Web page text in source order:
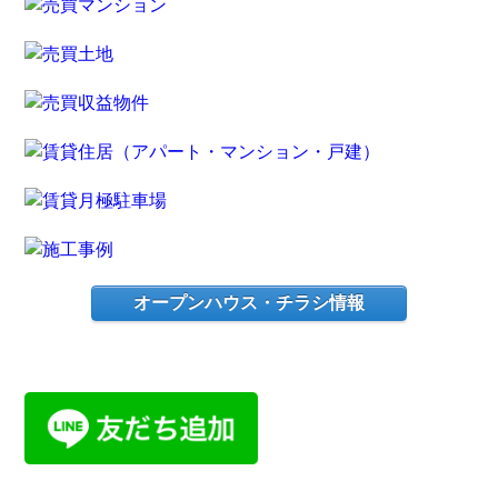
オープンハウス・チラシ情報